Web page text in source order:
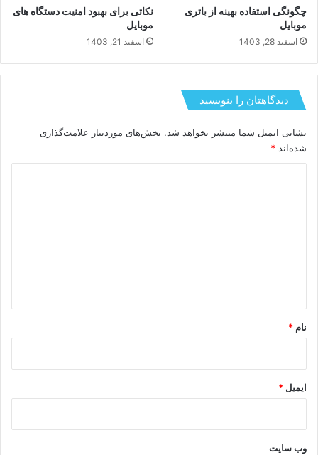
چگونگی استفاده بهینه از باتری
موبایل
اسفند 28, 1403
نکاتی برای بهبود امنیت دستگاه های
موبایل
اسفند 21, 1403
دیدگاهتان را بنویسید
نشانی ایمیل شما منتشر نخواهد شد. بخش‌های موردنیاز علامت‌گذاری
شده‌اند *
نام *
ایمیل *
وب‌ سایت